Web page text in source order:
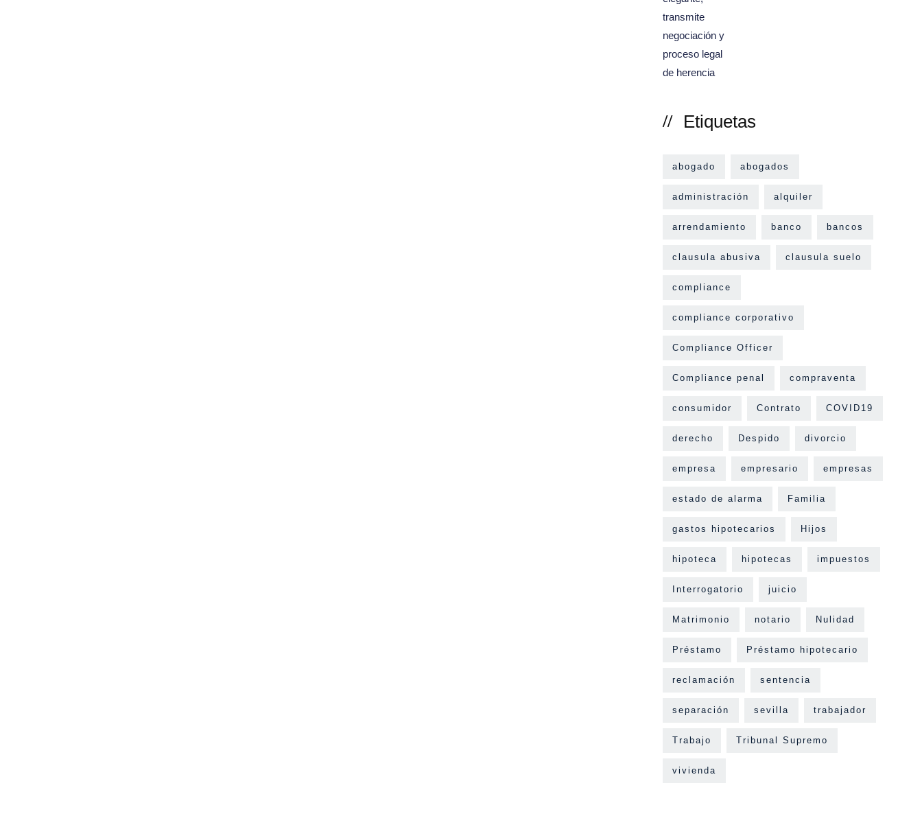
Etiquetas
abogado abogados
administración alquiler
arrendamiento banco bancos
clausula abusiva clausula suelo
compliance
compliance corporativo
Compliance Officer
Compliance penal compraventa
consumidor Contrato COVID19
derecho Despido divorcio
empresa empresario empresas
estado de alarma Familia
gastos hipotecarios Hijos
hipoteca hipotecas impuestos
Interrogatorio juicio
Matrimonio notario Nulidad
Préstamo Préstamo hipotecario
reclamación sentencia
separación sevilla trabajador
Trabajo Tribunal Supremo
vivienda